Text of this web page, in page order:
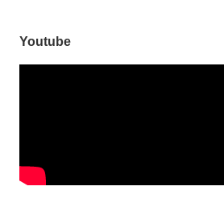
Youtube